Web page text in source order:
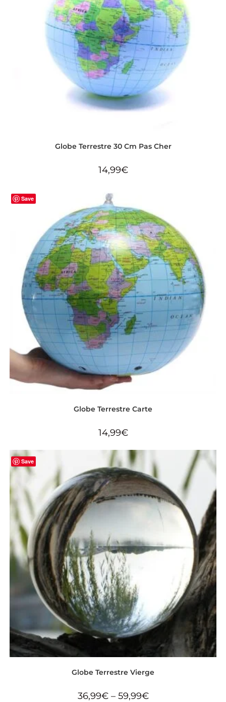
Globe Terrestre 30 Cm Pas Cher
14,99€
Save
Globe Terrestre Carte
14,99€
Save
Globe Terrestre Vierge
36,99€– 59,99€